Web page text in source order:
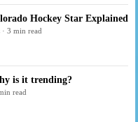
Hockey Star Explained
· 3 min read
is it trending?
read